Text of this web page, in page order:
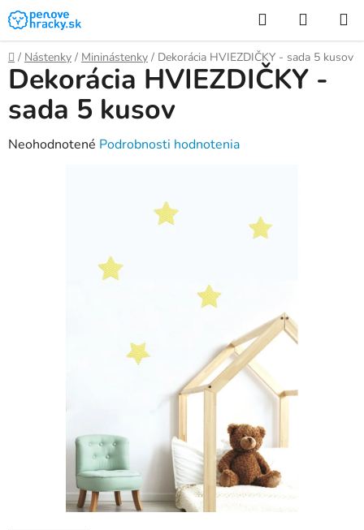
Prejsť
na
obsah
Hľadať
KOŠÍK
Domov
/ Nástenky / Mininástenky / Dekorácia HVIEZDIČKY - sada 5 kusov
Dekorácia HVIEZDIČKY -
sada 5 kusov
Priemerné
Neohodnotené Podrobnosti hodnotenia